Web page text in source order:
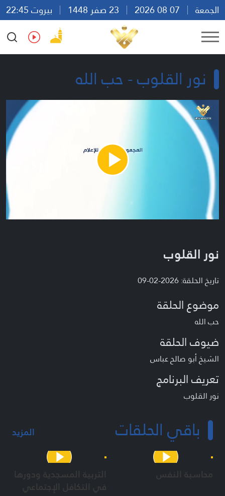
الجمعة
بيروت 22:45
Ar
En Fr Es
نور القلوب - حب الله
Play
Video
نور القلوب
تاريخ الحلقة: 2026-02-09
موضوع الحلقة
حب الله
ضيوف الحلقة
الشيخ أبو صالح عباس
تعريف البرنامج
نور القلوب
باقي الحلقات المزيد
محاسبة النفس التربية المسجدية ودورها
في التكافل الإجتماعي